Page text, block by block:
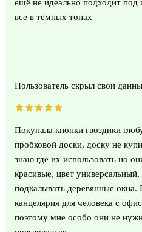
ещё не идеально подходит под
все в тёмных тонах
Пользователь скрыл свои
Покупала кнопки гвоздики
пробковой доски, доску не
знаю где их использовать но
красивые, цвет
подкалывать деревянные окна.
канцелярия для человека с
поэтому мне особо они не